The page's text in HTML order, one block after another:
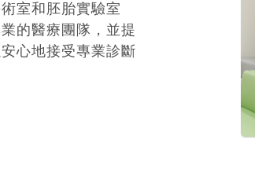
室和胚胎實驗室
的醫療團隊，並提
心地接受專業診斷